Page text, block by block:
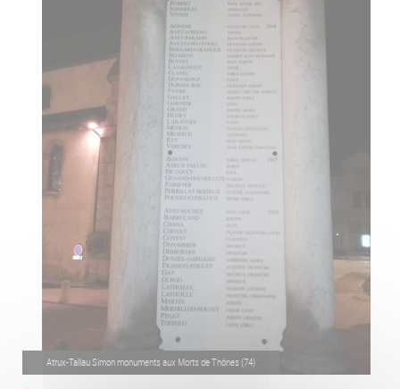
Atrux-Tallau Simon monuments aux Morts de Thônes (74)